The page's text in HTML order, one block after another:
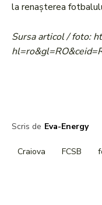
la renașterea
Sursa articol / foto:
Scris de Eva-Energy
Craiova FCSB